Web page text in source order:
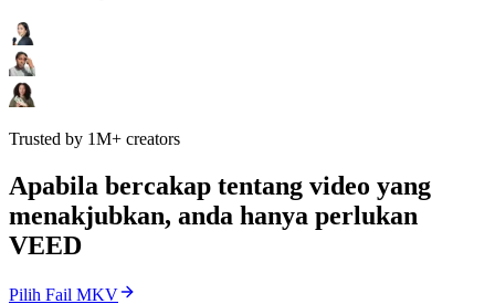
Trusted by 1M+ creators
Apabila bercakap tentang video yang
menakjubkan, anda hanya perlukan
VEED
Pilih Fail MKV